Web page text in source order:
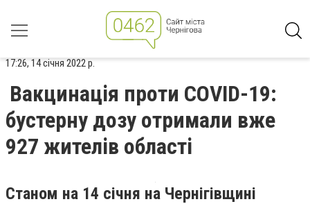
17:26, 14 січня 2022 р.
Вакцинація проти COVID-19:
бустерну дозу отримали вже
927 жителів області
Станом на 14 січня на Чернігівщині